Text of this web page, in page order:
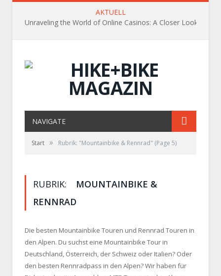
AKTUELL
Unraveling the World of Online Casinos: A Closer Look
NAVIGATE
Start » Rubrik: "Mountainbike & Rennrad" (Page 5)
RUBRIK:
MOUNTAINBIKE &
RENNRAD
Die besten Mountainbike Touren und Rennrad Touren in
den Alpen. Du suchst eine Mountainbike Tour in
Deutschland, Österreich, der Schweiz oder Italien? Oder
den besten Rennradpass in den Alpen? Wir haben für